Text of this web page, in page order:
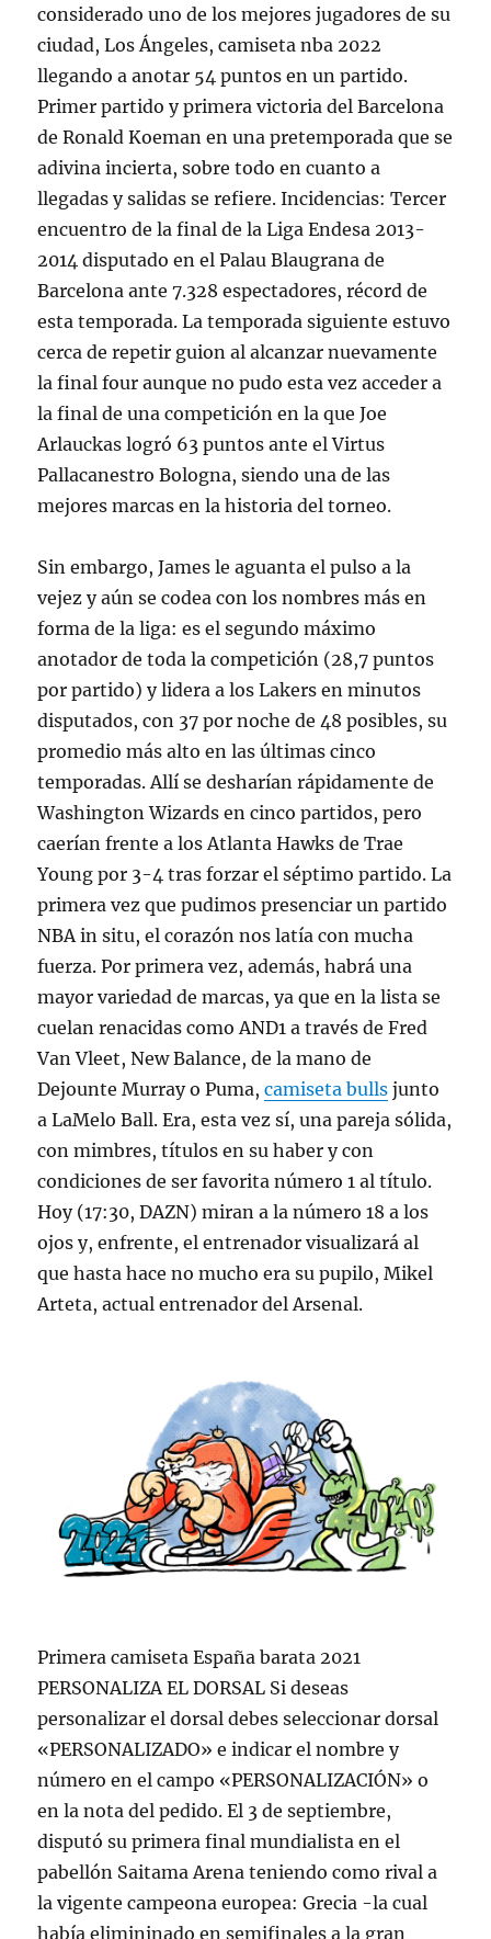
considerado uno de los mejores jugadores de su
ciudad, Los Ángeles, camiseta nba 2022
llegando a anotar 54 puntos en un partido.
Primer partido y primera victoria del Barcelona
de Ronald Koeman en una pretemporada que se
adivina incierta, sobre todo en cuanto a
llegadas y salidas se refiere. Incidencias: Tercer
encuentro de la final de la Liga Endesa 2013-
2014 disputado en el Palau Blaugrana de
Barcelona ante 7.328 espectadores, récord de
esta temporada. La temporada siguiente estuvo
cerca de repetir guion al alcanzar nuevamente
la final four aunque no pudo esta vez acceder a
la final de una competición en la que Joe
Arlauckas logró 63 puntos ante el Virtus
Pallacanestro Bologna, siendo una de las
mejores marcas en la historia del torneo.
Sin embargo, James le aguanta el pulso a la
vejez y aún se codea con los nombres más en
forma de la liga: es el segundo máximo
anotador de toda la competición (28,7 puntos
por partido) y lidera a los Lakers en minutos
disputados, con 37 por noche de 48 posibles, su
promedio más alto en las últimas cinco
temporadas. Allí se desharían rápidamente de
Washington Wizards en cinco partidos, pero
caerían frente a los Atlanta Hawks de Trae
Young por 3-4 tras forzar el séptimo partido. La
primera vez que pudimos presenciar un partido
NBA in situ, el corazón nos latía con mucha
fuerza. Por primera vez, además, habrá una
mayor variedad de marcas, ya que en la lista se
cuelan renacidas como AND1 a través de Fred
Van Vleet, New Balance, de la mano de
Dejounte Murray o Puma,camiseta bulls junto
a LaMelo Ball. Era, esta vez sí, una pareja sólida,
con mimbres, títulos en su haber y con
condiciones de ser favorita número 1 al título.
Hoy (17:30, DAZN) miran a la número 18 a los
ojos y, enfrente, el entrenador visualizará al
que hasta hace no mucho era su pupilo, Mikel
Arteta, actual entrenador del Arsenal.
Primera camiseta España barata 2021
PERSONALIZA EL DORSAL Si deseas
personalizar el dorsal debes seleccionar dorsal
«PERSONALIZADO» e indicar el nombre y
número en el campo «PERSONALIZACIÓN» o
en la nota del pedido. El 3 de septiembre,
disputó su primera final mundialista en el
pabellón Saitama Arena teniendo como rival a
la vigente campeona europea: Grecia -la cual
había elimininado en semifinales a la gran